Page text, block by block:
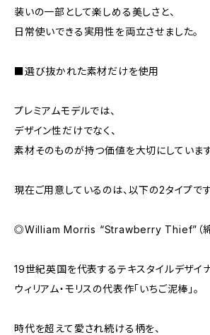
装いの一部として楽しめる美しさと、
日常使いできる実用性を両立させました。
■選び抜かれた素材だけを使用
プレミアムモデルでは、
デザイン性だけでなく、
素材そのものが持つ価値を大切にしています
現在ご用意しているのは、以下の2タイプです
◎William Morris “Strawberry Thief”（綿
19世紀英国を代表するテキスタイルデザイナ
ウィリアム・モリスの代表作「いちご泥棒」。
時代を超えて愛され続ける柄を、